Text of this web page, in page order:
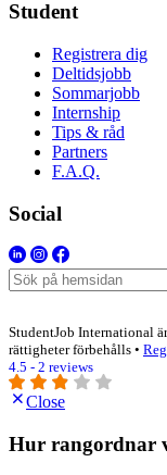
Student
Registrera dig
Deltidsjobb
Sommarjobb
Internship
Tips & råd
Partners
F.A.Q.
Social
StudentJob International
rättigheter förbehålls •
4.5 - 2 reviews
Close
Hur rangordnar